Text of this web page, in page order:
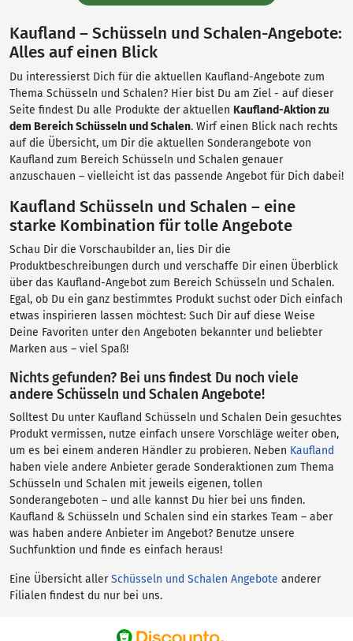
Kaufland – Schüsseln und Schalen-Angebote:
Alles auf einen Blick
Du interessierst Dich für die aktuellen Kaufland-Angebote zum
Thema Schüsseln und Schalen? Hier bist Du am Ziel - auf dieser
Seite findest Du alle Produkte der aktuellen Kaufland-Aktion zu
dem Bereich Schüsseln und Schalen. Wirf einen Blick nach rechts
auf die Übersicht, um Dir die aktuellen Sonderangebote von
Kaufland zum Bereich Schüsseln und Schalen genauer
anzuschauen – vielleicht ist das passende Angebot für Dich dabei!
Kaufland Schüsseln und Schalen – eine
starke Kombination für tolle Angebote
Schau Dir die Vorschaubilder an, lies Dir die
Produktbeschreibungen durch und verschaffe Dir einen Überblick
über das Kaufland-Angebot zum Bereich Schüsseln und Schalen.
Egal, ob Du ein ganz bestimmtes Produkt suchst oder Dich einfach
etwas inspirieren lassen möchtest: Such Dir auf diese Weise
Deine Favoriten unter den Angeboten bekannter und beliebter
Marken aus – viel Spaß!
Nichts gefunden? Bei uns findest Du noch viele
andere Schüsseln und Schalen Angebote!
Solltest Du unter Kaufland Schüsseln und Schalen Dein gesuchtes
Produkt vermissen, nutze einfach unsere Vorschläge weiter oben,
um es bei einem anderen Händler zu probieren. Neben Kaufland
haben viele andere Anbieter gerade Sonderaktionen zum Thema
Schüsseln und Schalen mit jeweils eigenen, tollen
Sonderangeboten – und alle kannst Du hier bei uns finden.
Kaufland & Schüsseln und Schalen sind ein starkes Team – aber
was haben andere Anbieter im Angebot? Benutze unsere
Suchfunktion und finde es einfach heraus!
Eine Übersicht allerSchüsseln und Schalen Angebote anderer
Filialen findest du nur bei uns.